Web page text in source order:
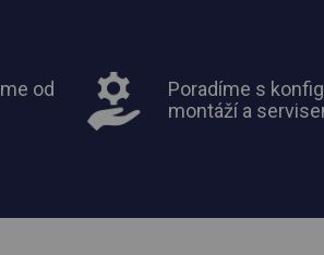
od
Poradíme s
montáží a